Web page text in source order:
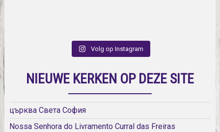
Volg op Instagram
NIEUWE KERKEN OP DEZE SITE
църква Света София
Nossa Senhora do Livramento Curral das Freiras